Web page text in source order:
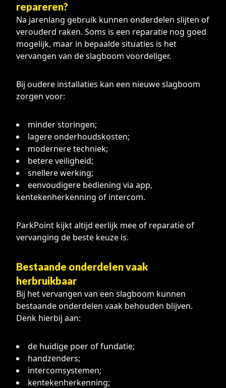
repareren?
Na jarenlang gebruik kunnen onderdelen slijten of
verouderd raken. Soms is een reparatie nog goed
mogelijk, maar in bepaalde situaties is het
vervangen van de slagboom voordeliger.
Bij oudere installaties kan een nieuwe slagboom
zorgen voor:
minder storingen;
lagere onderhoudskosten;
modernere techniek;
betere veiligheid;
snellere werking;
eenvoudigere bediening via app,
kentekenherkenning of intercom.
ParkPoint kijkt altijd eerlijk mee of reparatie of
vervanging de beste keuze is.
Bestaande onderdelen vaak
herbruikbaar
Bij het vervangen van een slagboom kunnen
bestaande onderdelen vaak behouden blijven.
Denk hierbij aan:
de huidige poer of fundatie;
handzenders;
intercomsystemen;
kentekenherkenning;